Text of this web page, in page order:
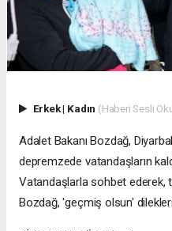
Erkek| Kadın (Haberi Sesli
Adalet Bakanı Bozdağ,
depremzede vatandaşların
Vatandaşlarla sohbet ederek,
Bozdağ, 'geçmiş olsun'